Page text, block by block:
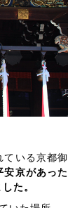
ている京都御
安京があった
た。